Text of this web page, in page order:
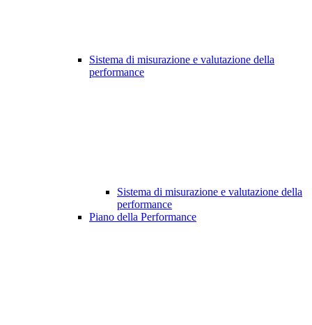
Sistema di misurazione e valutazione della
performance
Sistema di misurazione e valutazione della
performance
Piano della Performance